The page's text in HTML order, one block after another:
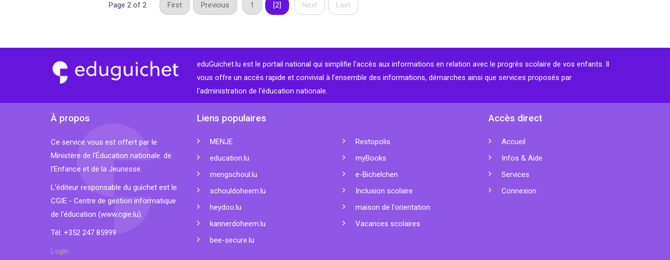
Page 2 of 2 First Previous 1 [2] Next Last
eduGuichet.lu est le portail national qui simplifie l'accès aux informations en relation avec le progrès scolaire de vos enfants. Il
vous offre un accès rapide et convivial à l’ensemble des informations, démarches ainsi que services proposés par
l'administration de l'éducation nationale.
À propos
Ce service vous est offert par le
Ministère de l'Éducation nationale. de
l'Enfance et de la Jeunesse.
L'éditeur responsable du guichet est le
CGIE - Centre de gestion informatique
de l'éducation (www.cgie.lu).
Tél. +352 247 85999
Login
Liens populaires
MENJE
education.lu
mengschoul.lu
schouldoheem.lu
heydoo.lu
kannerdoheem.lu
bee-secure.lu
Restopolis
myBooks
e-Bichelchen
Inclusion scolaire
maison de l'orientation
Vacances scolaires
Accès direct
Accueil
Infos & Aide
Services
Connexion